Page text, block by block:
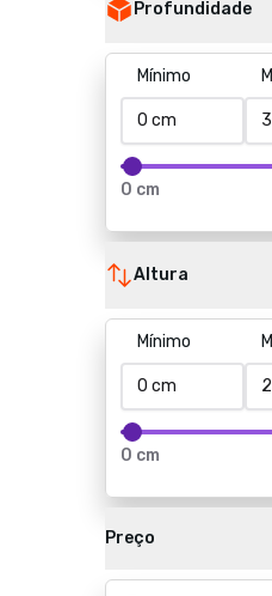
Profundidade
Mínimo
0 cm
Altura
Mínimo
0 cm
Preço